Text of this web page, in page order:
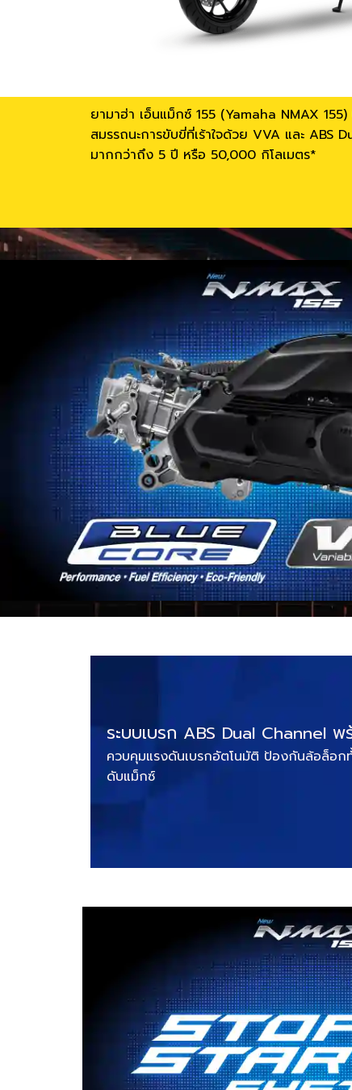
ยามาฮ่า เอ็นแม็กซ์ 155 (Yamaha NMAX
สมรรถนะการขับขี่ที่เร้าใจด้วย VVA และ
มากกว่าถึง 5 ปี หรือ 50,000 กิโลเมตร*
ระบบเบรก ABS Dual Channel
ควบคุมแรงดันเบรกอัตโนมัติ ป้องกันล้อล็อก
ดับแม็กซ์